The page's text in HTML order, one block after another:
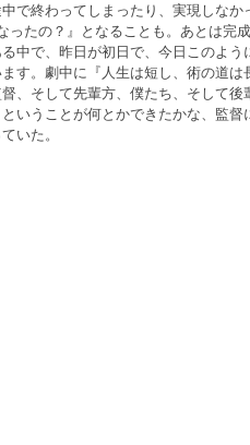
で終わってしまったり、実現しなか
ったの？』となることも。あとは完
中で、昨日が初日で、今日このよう
す。劇中に『人生は短し、術の道は
、そして先輩方、僕たち、そして後
いうことが何とかできたかな、監督
いた。